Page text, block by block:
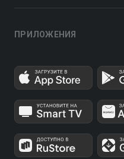
ПРИЛОЖЕНИЯ